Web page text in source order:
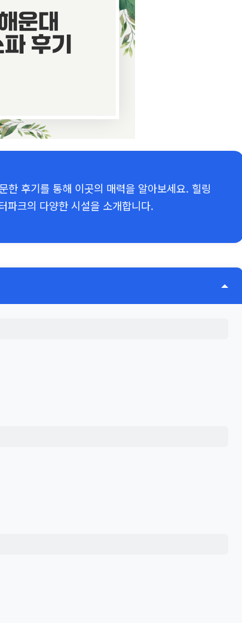
한 후기를 통해 이곳의 매력을 알아보세요. 힐링
파크의 다양한 시설을 소개합니다.